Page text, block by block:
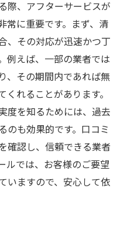
際、アフターサービスが
常に重要です。まず、清
、その対応が迅速かつ丁
例えば、一部の業者では
、その期間内であれば無
れることがあります。
度を知るためには、過去
のも効果的です。口コミ
確認し、信頼できる業者
ルでは、お客様のご要望
いますので、安心して依